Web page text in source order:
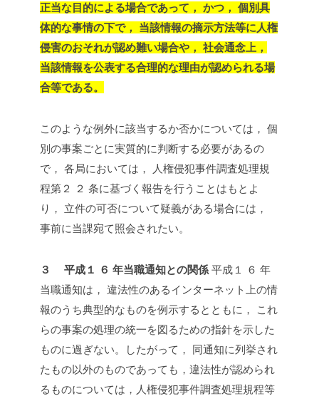
正当な目的による場合であって， かつ， 個別具
体的な事情の下で， 当該情報の摘示方法等に人権
侵害のおそれが認め難い場合や， 社会通念上，
当該情報を公表する合理的な理由が認められる場
合等である。
このような例外に該当するか否かについては， 個
別の事案ごとに実質的に判断する必要があるの
で， 各局においては， 人権侵犯事件調査処理規
程第２ ２ 条に基づく報告を行うことはもとよ
り， 立件の可否について疑義がある場合には，
事前に当課宛て照会されたい。
３ 平成１ ６ 年当職通知との関係 平成１ ６ 年
当職通知は， 違法性のあるインターネット上の情
報のうち典型的なものを例示するとともに， これ
らの事案の処理の統一を図るための指針を示した
ものに過ぎない。したがって， 同通知に列挙され
たもの以外のものであっても，違法性が認められ
るものについては，人権侵犯事件調査処理規程等